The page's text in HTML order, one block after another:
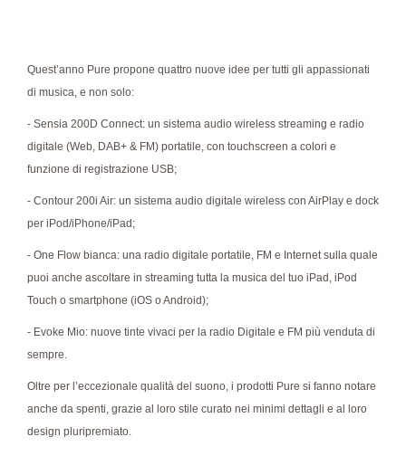
Quest’anno Pure propone quattro nuove idee per tutti gli appassionati
di musica, e non solo:
- Sensia 200D Connect: un sistema audio wireless streaming e radio
digitale (Web, DAB+ & FM) portatile, con touchscreen a colori e
funzione di registrazione USB;
- Contour 200i Air: un sistema audio digitale wireless con AirPlay e dock
per iPod/iPhone/iPad;
- One Flow bianca: una radio digitale portatile, FM e Internet sulla quale
puoi anche ascoltare in streaming tutta la musica del tuo iPad, iPod
Touch o smartphone (iOS o Android);
- Evoke Mio: nuove tinte vivaci per la radio Digitale e FM più venduta di
sempre.
Oltre per l’eccezionale qualità del suono, i prodotti Pure si fanno notare
anche da spenti, grazie al loro stile curato nei minimi dettagli e al loro
design pluripremiato.